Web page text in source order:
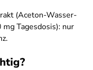
(Aceton-Wasser-
Tagesdosis): nur